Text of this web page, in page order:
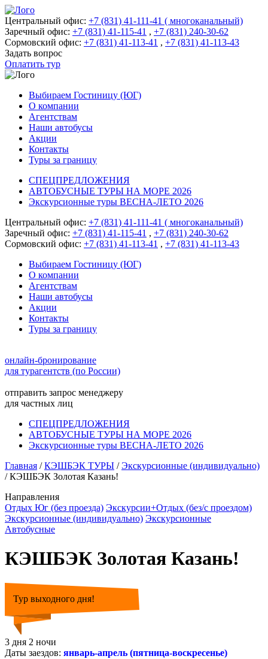
Центральный офис: +7 (831) 41-111-41 ( многоканальный)
Заречный офис: +7 (831) 41-115-41 , +7 (831) 240-30-62
Сормовский офис: +7 (831) 41-113-41 , +7 (831) 41-113-43
Задать вопрос
Оплатить тур
Выбираем Гостиницу (ЮГ)
О компании
Агентствам
Наши автобусы
Акции
Контакты
Туры за границу
СПЕЦПРЕДЛОЖЕНИЯ
АВТОБУСНЫЕ ТУРЫ НА МОРЕ 2026
Экскурсионные туры ВЕСНА-ЛЕТО 2026
Центральный офис: +7 (831) 41-111-41 ( многоканальный)
Заречный офис: +7 (831) 41-115-41 , +7 (831) 240-30-62
Сормовский офис: +7 (831) 41-113-41 , +7 (831) 41-113-43
Выбираем Гостиницу (ЮГ)
О компании
Агентствам
Наши автобусы
Акции
Контакты
Туры за границу
онлайн-бронирование
для турагентств (по России)
отправить запрос менеджеру
для частных лиц
СПЕЦПРЕДЛОЖЕНИЯ
АВТОБУСНЫЕ ТУРЫ НА МОРЕ 2026
Экскурсионные туры ВЕСНА-ЛЕТО 2026
Главная /КЭШБЭК ТУРЫ /Экскурсионные (индивидуально)
/КЭШБЭК Золотая Казань!
Направления
Отдых Юг (без проезда) Экскурсии+Отдых (без/с проездом)
Экскурсионные (индивидуально) Экскурсионные
Автобусные
КЭШБЭК Золотая Казань!
Тур выходного дня!
3 дня 2 ночи
Даты заездов: январь-апрель (пятница-воскресенье)